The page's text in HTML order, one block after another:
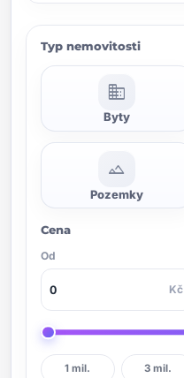
Typ nemovitosti
domain
Byty
landscape
Pozemky
Cena
Od
Kč
1 mil. 3 mil.